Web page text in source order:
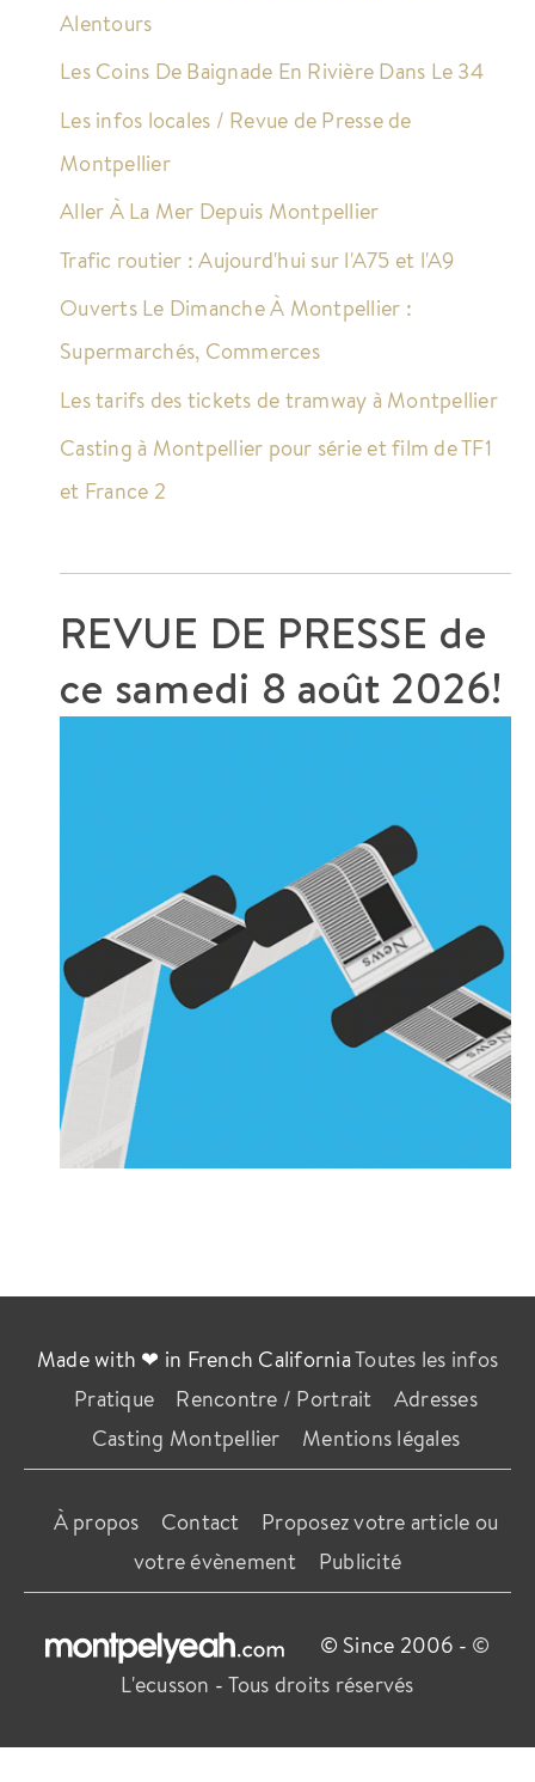
Alentours
Les Coins De Baignade En Rivière Dans Le 34
Les infos locales / Revue de Presse de
Montpellier
Aller À La Mer Depuis Montpellier
Trafic routier : Aujourd'hui sur l'A75 et l'A9
Ouverts Le Dimanche À Montpellier :
Supermarchés, Commerces
Les tarifs des tickets de tramway à Montpellier
Casting à Montpellier pour série et film de TF1
et France 2
REVUE DE PRESSE de
ce samedi 8 août 2026!
Made with ❤ in French CaliforniaToutes les infos
Pratique
Rencontre / Portrait
Adresses
Casting Montpellier
Mentions légales
À propos Contact
Proposez votre article ou
votre évènement
Publicité
© Since 2006 - ©
L'ecusson - Tous droits réservés